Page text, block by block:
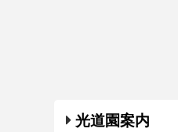
光道園案内